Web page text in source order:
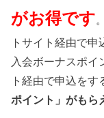
がお得です
トサイト経由で
入会ボーナスポイ
ト経由で申込をす
ポイント」がもら